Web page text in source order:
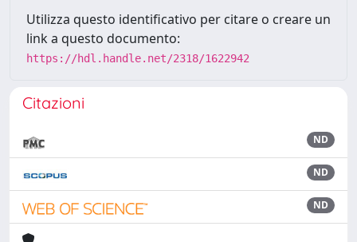
Utilizza questo identificativo per citare o creare un
link a questo documento:
https://hdl.handle.net/2318/1622942
Citazioni
ND
ND
ND